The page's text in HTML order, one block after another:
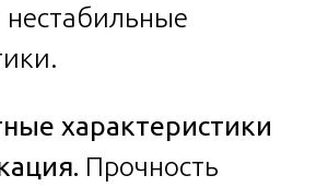
нестабильные
характеристики
Прочность